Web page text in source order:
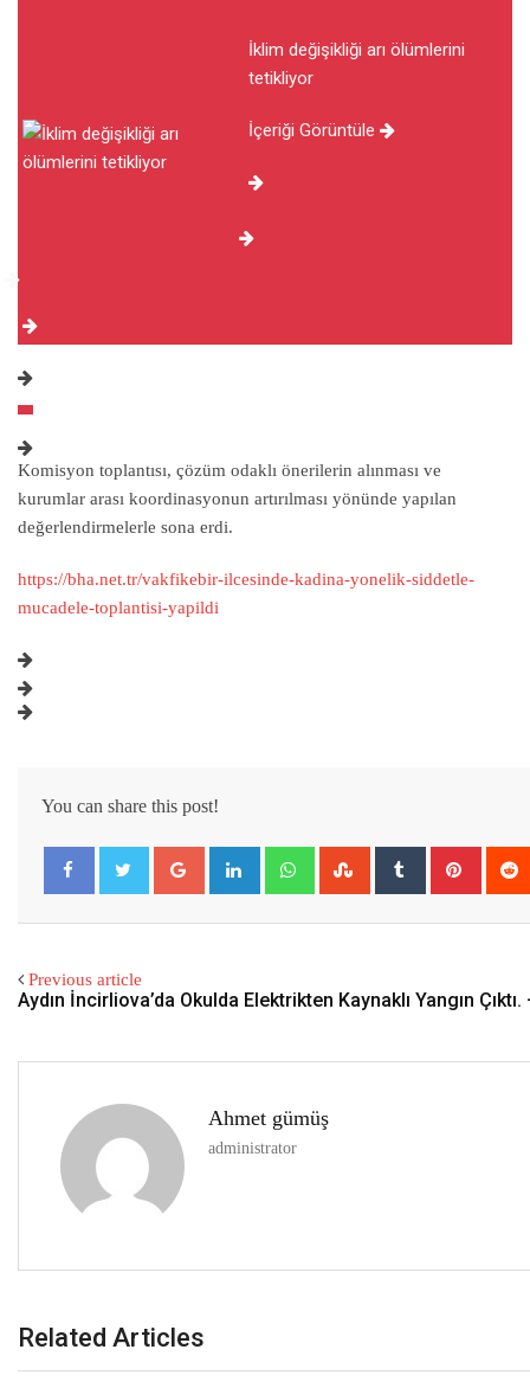
İklim değişikliği arı ölümlerini
tetikliyor
İçeriği Görüntüle
Komisyon toplantısı, çözüm odaklı önerilerin alınması ve
kurumlar arası koordinasyonun artırılması yönünde yapılan
değerlendirmelerle sona erdi.
https://bha.net.tr/vakfikebir-ilcesinde-kadina-yonelik-siddetle-
mucadele-toplantisi-yapildi
You can share this post!
Previous article
Aydın İncirliova’da Okulda Elektrikten Kaynaklı Yangın
Ahmet gümüş
administrator
Related Articles